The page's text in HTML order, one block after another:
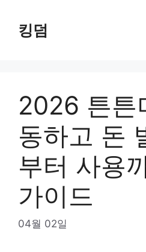
content킹덤
2026 튼튼
동하고 돈
부터 사용
가이드
04월 02일